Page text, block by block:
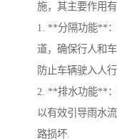
施，其主要作用
1. **分隔功能**
道，确保行人和
防止车辆驶入人
2. **排水功能**
以有效引导雨水
路损坏.